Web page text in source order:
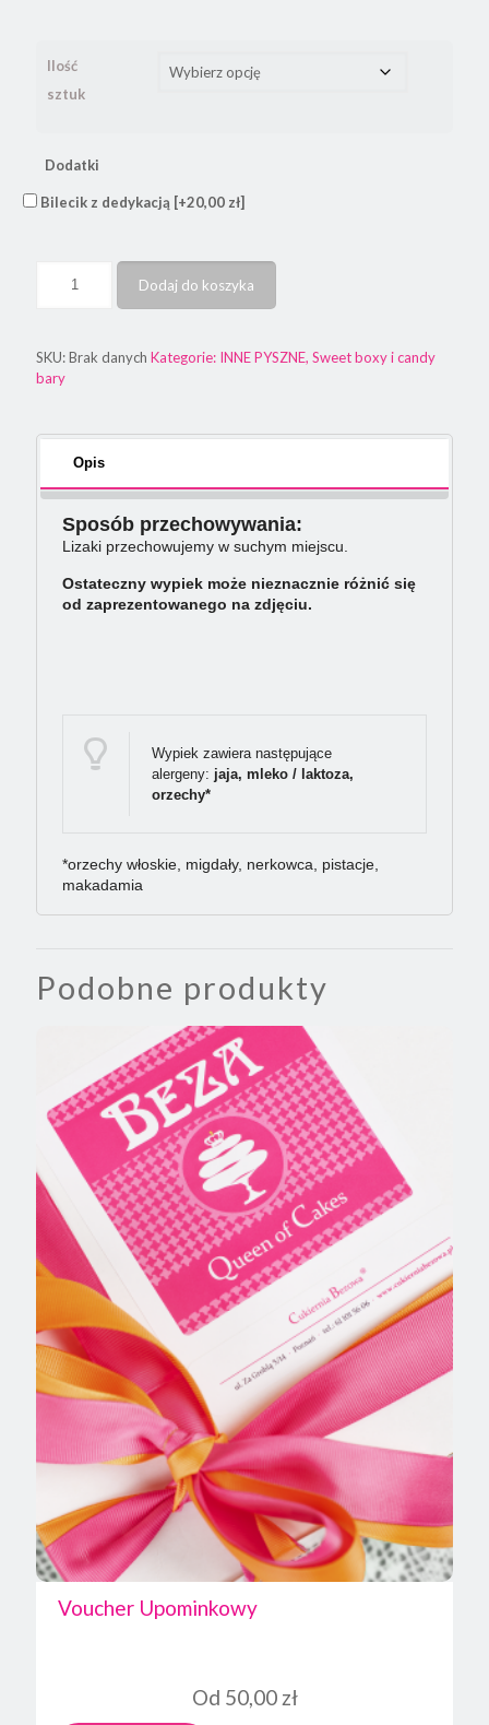
Ilość
sztuk
Dodatki
Bilecik z dedykacją [+20,00 zł]
Dodaj do koszyka
SKU:Brak danych Kategorie: INNE PYSZNE, Sweet boxy i candy
bary
Opis
Sposób przechowywania:
Lizaki przechowujemy w suchym miejscu.
Ostateczny wypiek może nieznacznie różnić się
od zaprezentowanego na zdjęciu.
Wypiek zawiera następujące
alergeny: jaja, mleko / laktoza,
orzechy*
*orzechy włoskie, migdały, nerkowca, pistacje,
makadamia
Podobne produkty
Voucher Upominkowy
Od 50,00 zł